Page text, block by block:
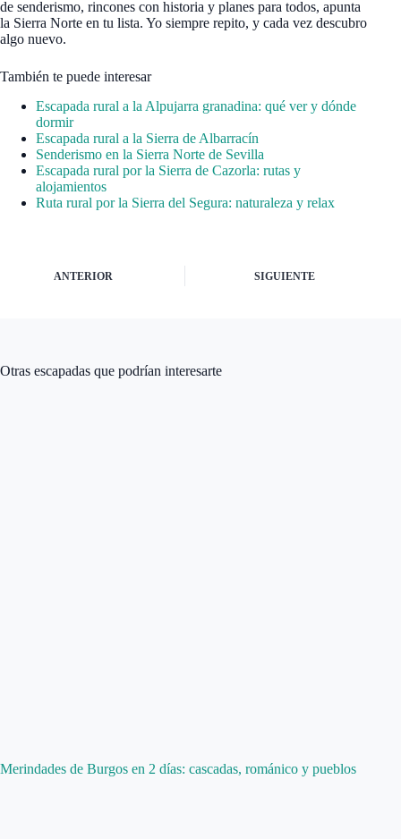
de senderismo, rincones con historia y planes para todos, apunta
la Sierra Norte en tu lista. Yo siempre repito, y cada vez descubro
algo nuevo.
También te puede interesar
Escapada rural a la Alpujarra granadina: qué ver y dónde
dormir
Escapada rural a la Sierra de Albarracín
Senderismo en la Sierra Norte de Sevilla
Escapada rural por la Sierra de Cazorla: rutas y
alojamientos
Ruta rural por la Sierra del Segura: naturaleza y relax
ANTERIOR SIGUIENTE
Otras escapadas que podrían interesarte
Merindades de Burgos en 2 días: cascadas, románico y pueblos